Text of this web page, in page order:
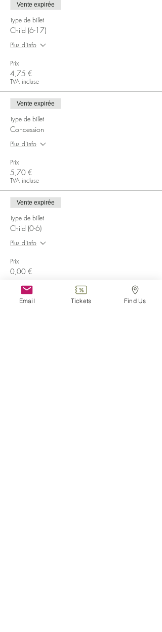
Vente expirée
Type de billet
Child (6-17)
Plus d'info
Prix
4,75 €
TVA incluse
Vente expirée
Type de billet
Concession
Plus d'info
Prix
5,70 €
TVA incluse
Vente expirée
Type de billet
Child (0-6)
Plus d'info
Prix
0,00 €
Vente expirée
Email Tickets Find Us